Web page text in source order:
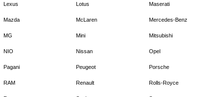
Lexus Lotus Maserati
Mazda McLaren Mercedes-Benz
MG Mini Mitsubishi
NIO Nissan Opel
Pagani Peugeot Porsche
RAM Renault Rolls-Royce